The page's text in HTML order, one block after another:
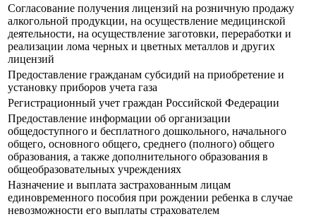
Согласование получения лицензий на розничную продажу
алкогольной продукции, на осуществление медицинской
деятельности, на осуществление заготовки, переработки и
реализации лома черных и цветных металлов и других
лицензий
Предоставление гражданам субсидий на приобретение и
установку приборов учета газа
Регистрационный учет граждан Российской Федерации
Предоставление информации об организации
общедоступного и бесплатного дошкольного, начального
общего, основного общего, среднего (полного) общего
образования, а также дополнительного образования в
общеобразовательных учреждениях
Назначение и выплата застрахованным лицам
единовременного пособия при рождении ребенка в случае
невозможности его выплаты страхователем